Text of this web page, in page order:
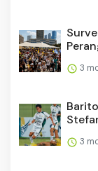
3
3